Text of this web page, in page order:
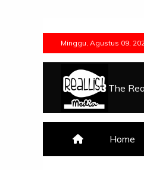
Minggu, Agustus 09,
The
Home